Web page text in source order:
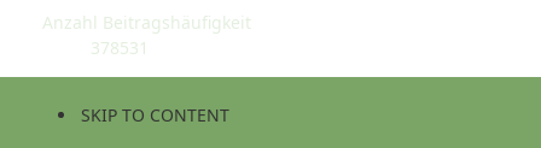
Anzahl Beitragshäufigkeit
378531
SKIP TO CONTENT